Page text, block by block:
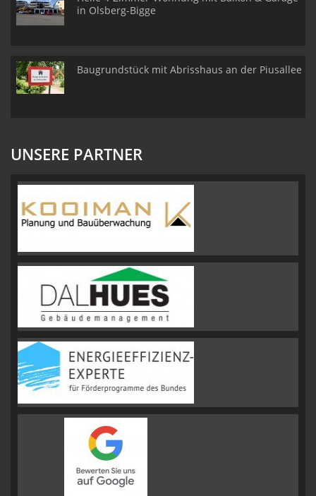
in Olsberg-Bigge
Baugrundstück mit Abrisshaus an der Piusallee
UNSERE PARTNER